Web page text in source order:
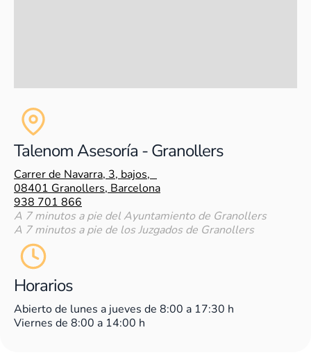
Talenom Asesoría - Granollers
Carrer de Navarra, 3, bajos,
08401 Granollers, Barcelona
938 701 866
A 7 minutos a pie del Ayuntamiento de Granollers
A 7 minutos a pie de los Juzgados de Granollers
Horarios
Abierto de lunes a jueves de 8:00 a 17:30 h
Viernes de 8:00 a 14:00 h